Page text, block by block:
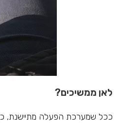
לאן ממשיכים?
ככל שמערכת הפעלה מתיישנת,